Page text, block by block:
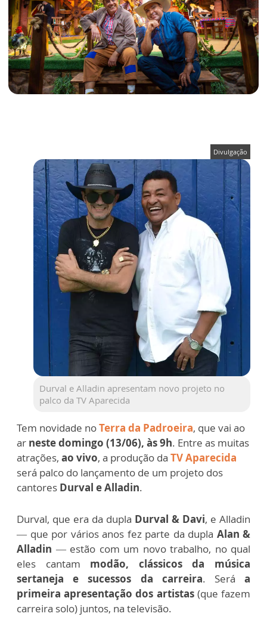
Divulgação
Durval e Alladin apresentam novo projeto no
palco da TV Aparecida
Tem novidade noTerra da Padroeira, que vai ao
ar neste domingo (13/06), às 9h. Entre as muitas
atrações, ao vivo, a produção da TV Aparecida
será palco do lançamento de um projeto dos
cantores Durval e Alladin.
Durval, que era da dupla Durval & Davi, e Alladin
— que por vários anos fez parte da dupla Alan &
Alladin — estão com um novo trabalho, no qual
eles cantam modão, clássicos da música
sertaneja e sucessos da carreira. Seráa
primeira apresentação dos artistas(que fazem
carreira solo) juntos, na televisão.